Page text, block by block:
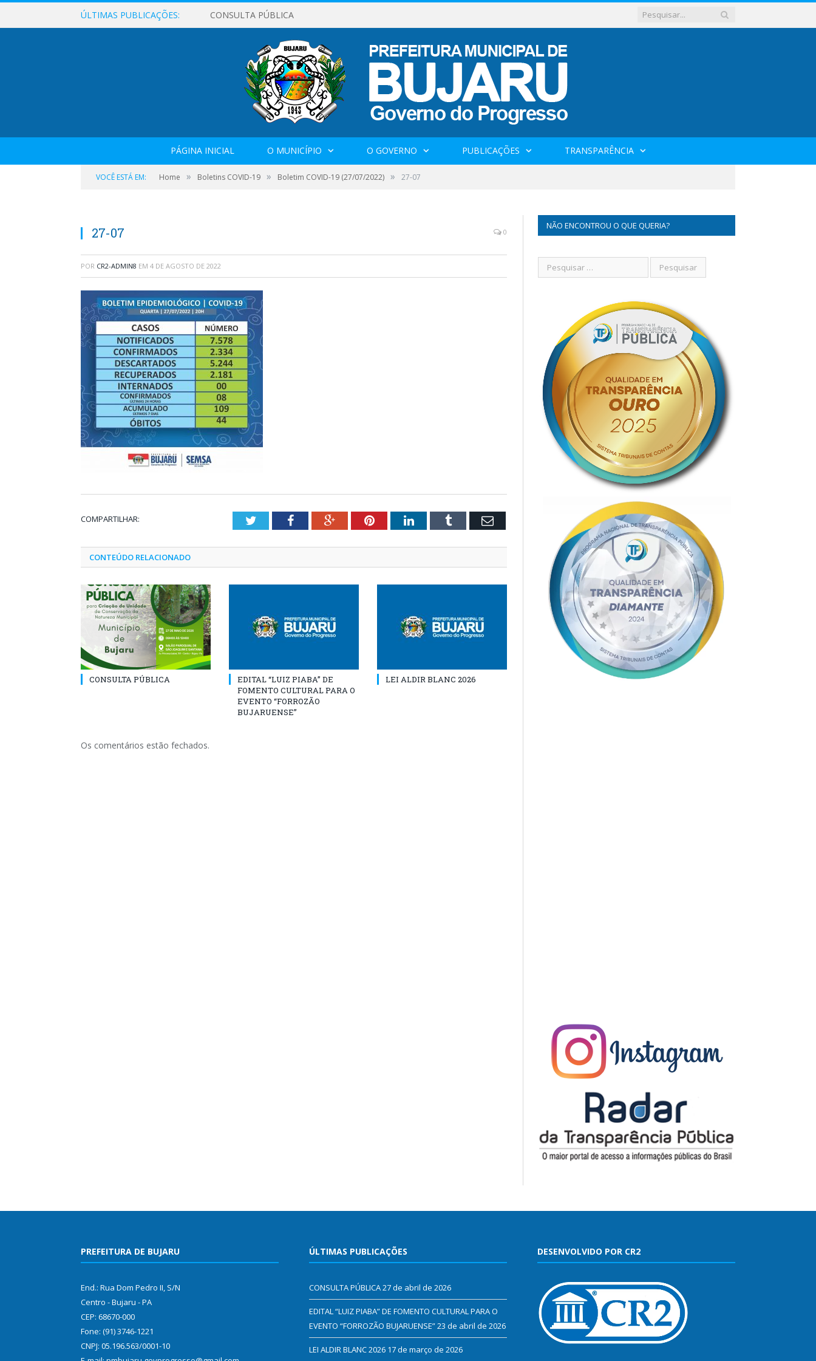
ÚLTIMAS PUBLICAÇÕES: CONSULTA PÚBLICA
PÁGINA INICIAL O MUNICÍPIO O GOVERNO PUBLICAÇÕES TRANSPARÊNCIA
VOCÊ ESTÁ EM: Home » Boletins COVID-19 » Boletim COVID-19 (27/07/2022) » 27-07
27-07 0
POR CR2-ADMIN8 EM 4 DE AGOSTO DE 2022
COMPARTILHAR: TwitterFacebookGoogle+PinterestLinkedInTumblr Email
CONTEÚDO RELACIONADO
CONSULTA PÚBLICA
EDITAL “LUIZ PIABA” DE
FOMENTO CULTURAL PARA O
EVENTO “FORROZÃO
BUJARUENSE”
LEI ALDIR BLANC 2026
Os comentários estão fechados.
NÃO ENCONTROU O QUE QUERIA?
PREFEITURA DE BUJARU
End.: Rua Dom Pedro II, S/N
Centro - Bujaru - PA
CEP: 68670-000
Fone: (91) 3746-1221
CNPJ: 05.196.563/0001-10
ÚLTIMAS PUBLICAÇÕES
CONSULTA PÚBLICA27 de abril de 2026
EDITAL “LUIZ PIABA” DE FOMENTO CULTURAL PARA O
EVENTO “FORROZÃO BUJARUENSE”23 de abril de 2026
LEI ALDIR BLANC 2026 17 de março de 2026
DESENVOLVIDO POR CR2